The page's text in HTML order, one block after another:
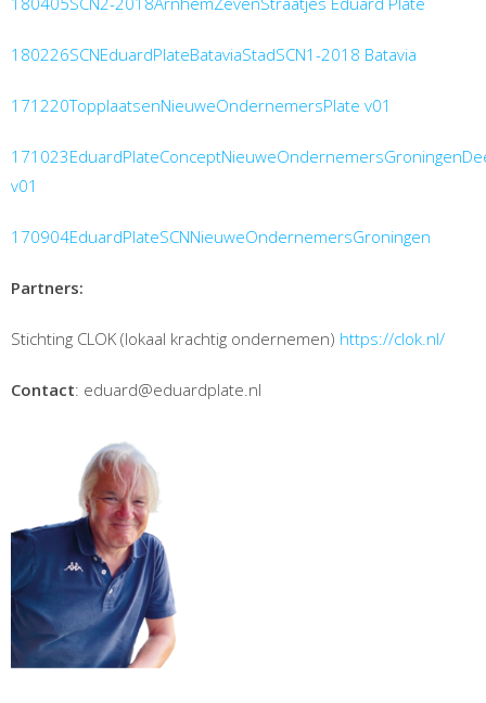
180226SCNEduardPlateBataviaStadSCN1-2018 Batavia
171220TopplaatsenNieuweOndernemersPlate v01
v01
170904EduardPlateSCNNieuweOndernemersGroningen
Partners:
Stichting CLOK (lokaal krachtig ondernemen) https://clok.nl/
Contact: eduard@eduardplate.nl